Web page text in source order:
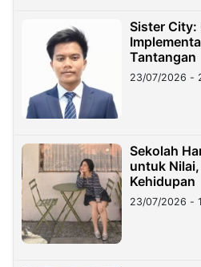
Sister City:
Tantangan
23/07/2026 -
Sekolah
untuk
Kehidupan
23/07/2026 -